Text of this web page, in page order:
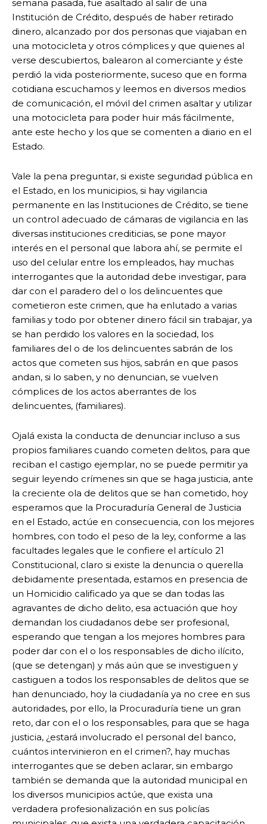
semana pasada, fue asaltado al salir de una
Institución de Crédito, después de haber retirado
dinero, alcanzado por dos personas que viajaban en
una motocicleta y otros cómplices y que quienes al
verse descubiertos, balearon al comerciante y éste
perdió la vida posteriormente, suceso que en forma
cotidiana escuchamos y leemos en diversos medios
de comunicación, el móvil del crimen asaltar y utilizar
una motocicleta para poder huir más fácilmente,
ante este hecho y los que se comenten a diario en el
Estado.
Vale la pena preguntar, si existe seguridad pública en
el Estado, en los municipios, si hay vigilancia
permanente en las Instituciones de Crédito, se tiene
un control adecuado de cámaras de vigilancia en las
diversas instituciones crediticias, se pone mayor
interés en el personal que labora ahí, se permite el
uso del celular entre los empleados, hay muchas
interrogantes que la autoridad debe investigar, para
dar con el paradero del o los delincuentes que
cometieron este crimen, que ha enlutado a varias
familias y todo por obtener dinero fácil sin trabajar, ya
se han perdido los valores en la sociedad, los
familiares del o de los delincuentes sabrán de los
actos que cometen sus hijos, sabrán en que pasos
andan, si lo saben, y no denuncian, se vuelven
cómplices de los actos aberrantes de los
delincuentes, (familiares).
Ojalá exista la conducta de denunciar incluso a sus
propios familiares cuando cometen delitos, para que
reciban el castigo ejemplar, no se puede permitir ya
seguir leyendo crímenes sin que se haga justicia, ante
la creciente ola de delitos que se han cometido, hoy
esperamos que la Procuraduría General de Justicia
en el Estado, actúe en consecuencia, con los mejores
hombres, con todo el peso de la ley, conforme a las
facultades legales que le confiere el artículo 21
Constitucional, claro si existe la denuncia o querella
debidamente presentada, estamos en presencia de
un Homicidio calificado ya que se dan todas las
agravantes de dicho delito, esa actuación que hoy
demandan los ciudadanos debe ser profesional,
esperando que tengan a los mejores hombres para
poder dar con el o los responsables de dicho ilícito,
(que se detengan) y más aún que se investiguen y
castiguen a todos los responsables de delitos que se
han denunciado, hoy la ciudadanía ya no cree en sus
autoridades, por ello, la Procuraduría tiene un gran
reto, dar con el o los responsables, para que se haga
justicia, ¿estará involucrado el personal del banco,
cuántos intervinieron en el crimen?, hay muchas
interrogantes que se deben aclarar, sin embargo
también se demanda que la autoridad municipal en
los diversos municipios actúe, que exista una
verdadera profesionalización en sus policías